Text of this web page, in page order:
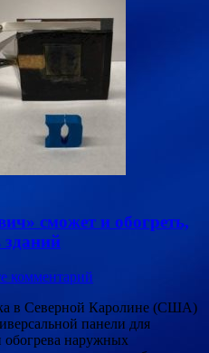
сможет и обогреть,
зданий
комментарий
в Северной Каролине (США)
панели для
обогрева наружных